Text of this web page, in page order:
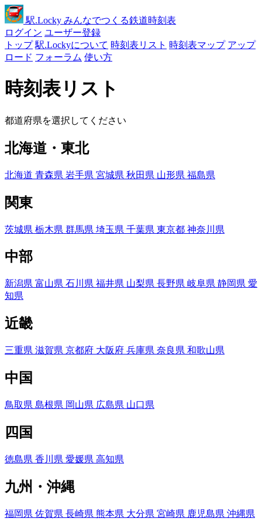
駅.Locky みんなでつくる鉄道時刻表
ログイン ユーザー登録
トップ 駅.Lockyについて 時刻表リスト 時刻表マップ アップ
ロード フォーラム 使い方
時刻表リスト
都道府県を選択してください
北海道・東北
北海道 青森県 岩手県 宮城県 秋田県 山形県 福島県
関東
茨城県 栃木県 群馬県 埼玉県 千葉県 東京都 神奈川県
中部
新潟県 富山県 石川県 福井県 山梨県 長野県 岐阜県 静岡県 愛
知県
近畿
三重県 滋賀県 京都府 大阪府 兵庫県 奈良県 和歌山県
中国
鳥取県 島根県 岡山県 広島県 山口県
四国
徳島県 香川県 愛媛県 高知県
九州・沖縄
福岡県 佐賀県 長崎県 熊本県 大分県 宮崎県 鹿児島県 沖縄県